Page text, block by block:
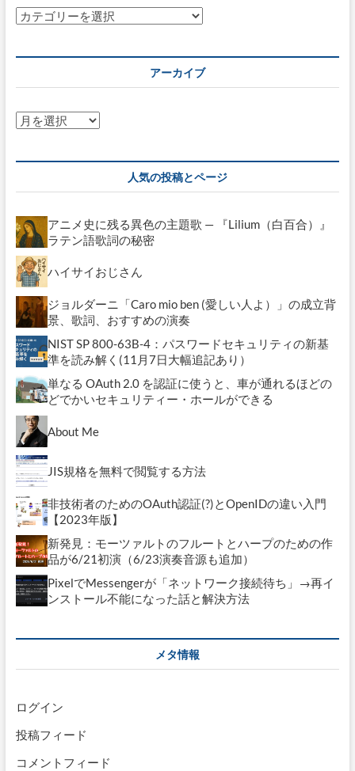
カ
ー
アーカイブ
ア
ブ
人気の投稿とページ
アニメ史に残る異色の主題歌 — 『Lilium（白百合）』
ラテン語歌詞の秘密
ハイサイおじさん
ジョルダーニ「Caro mio ben (愛しい人よ）」の成立背
景、歌詞、おすすめの演奏
NIST SP 800-63B-4：パスワードセキュリティの新基
準を読み解く(11月7日大幅追記あり）
単なる OAuth 2.0 を認証に使うと、車が通れるほどの
どでかいセキュリティー・ホールができる
About Me
JIS規格を無料で閲覧する方法
非技術者のためのOAuth認証(?)とOpenIDの違い入門
【2023年版】
新発見：モーツァルトのフルートとハープのための作
品が6/21初演（6/23演奏音源も追加）
PixelでMessengerが「ネットワーク接続待ち」→再イ
ンストール不能になった話と解決方法
メタ情報
ログイン
投稿フィード
コメントフィード